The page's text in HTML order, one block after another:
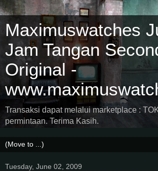
Maximuswatches
Jam Tangan
Original -
Transaksi dapat melalui marketplace :
permintaan. Terima Kasih.
Tuesday, June 02, 2009